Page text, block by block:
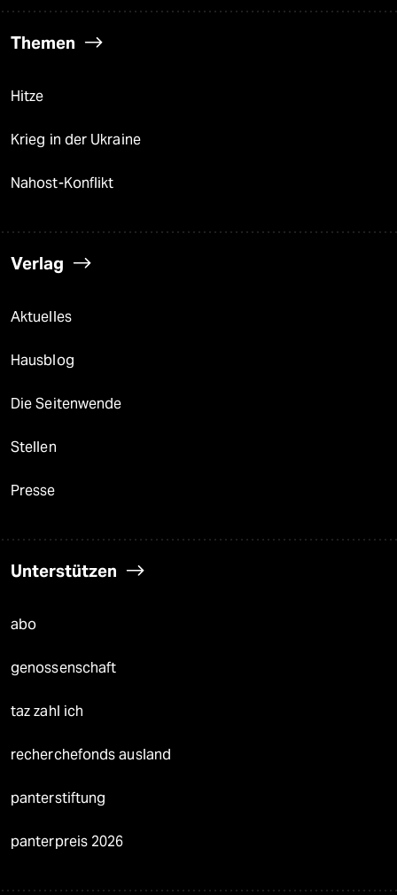
Themen
Hitze
Krieg in der Ukraine
Nahost-Konflikt
Verlag
Aktuelles
Hausblog
Die Seitenwende
Stellen
Presse
Unterstützen
abo
genossenschaft
taz zahl ich
recherchefonds ausland
panterstiftung
panterpreis 2026